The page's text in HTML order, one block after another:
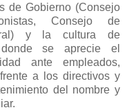
de Gobierno (Consejo
Consejo de
y la cultura de
donde se aprecie el
ante empleados,
a los directivos y
del nombre y